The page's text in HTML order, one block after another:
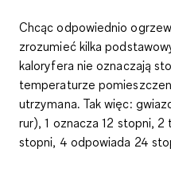
Chcąc odpowiednio
zrozumieć kilka
kaloryfera nie oznaczają
temperaturze
utrzymana. Tak więc:
rur), 1 oznacza 12 stopni,
stopni, 4 odpowiada 24